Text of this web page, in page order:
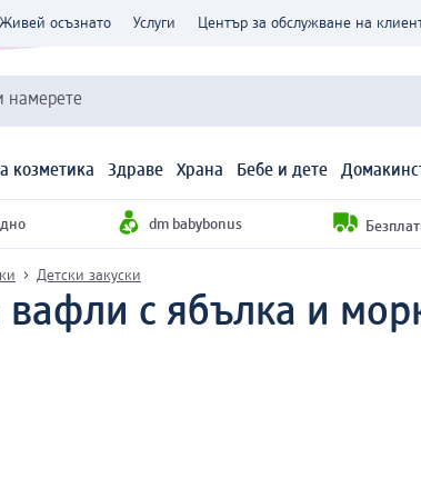
Живей осъзнато Услуги Център за обслужване на
намерете
козметика Здраве Храна Бебе и дете
dm babybonus
Детски закуски
с ябълка и